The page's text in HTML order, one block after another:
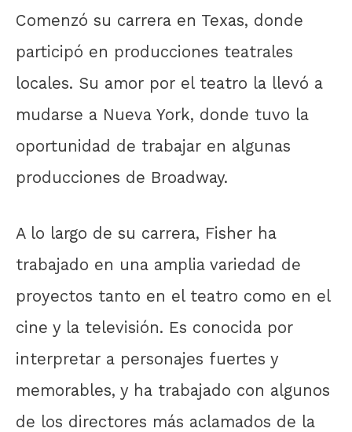
Comenzó su carrera en Texas, donde
participó en producciones teatrales
locales. Su amor por el teatro la llevó a
mudarse a Nueva York, donde tuvo la
oportunidad de trabajar en algunas
producciones de Broadway.
A lo largo de su carrera, Fisher ha
trabajado en una amplia variedad de
proyectos tanto en el teatro como en el
cine y la televisión. Es conocida por
interpretar a personajes fuertes y
memorables, y ha trabajado con algunos
de los directores más aclamados de la